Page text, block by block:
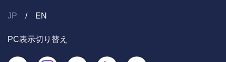
JP EN
PC表示切り替え